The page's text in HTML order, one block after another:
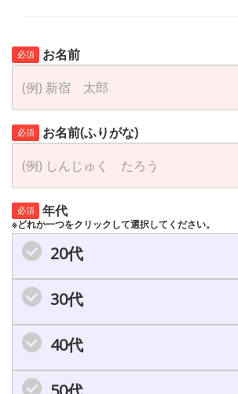
必須 お名前
必須 お名前(ふりがな)
必須 年代
※どれか一つをクリックして選択してください。
20代
30代
40代